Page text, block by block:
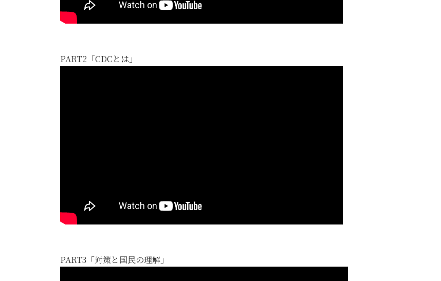
PART2「CDCとは」
PART3「対策と国民の理解」